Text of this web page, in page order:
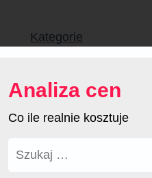
content
Kategorie
Analiza cen
Co ile realnie kosztuje
Szukaj: